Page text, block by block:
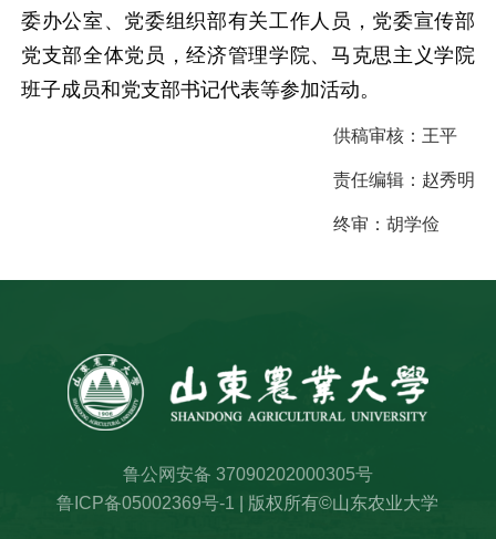
委办公室、党委组织部有关工作人员，党委宣传部
党支部全体党员，经济管理学院、马克思主义学院
班子成员和党支部书记代表等参加活动。
供稿审核： 王平
责任编辑： 赵秀明
终审：胡学俭
鲁公网安备 37090202000305号
鲁ICP备05002369号-1 | 版权所有©山东农业大学